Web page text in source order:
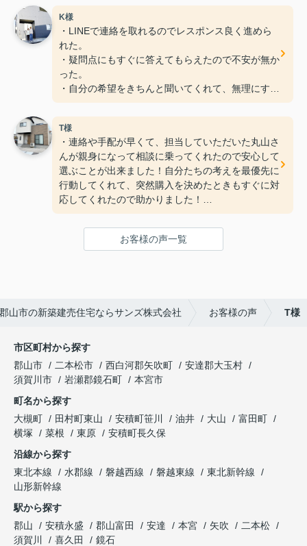
ったです。
人生で一番大きな買い物ですので、色々と悩んだり
していましたが、早尾さんからのアドバイス等があ
り、とても安心して購入することができました。
これから先も、いろいろと分からないことがあるか
もしれませんが、今後ともよろしくお願い致しま
す。
K様
・LINEで連絡を取れるのでレスポンス良く進めら
れた。
・疑問点にもすぐに答えてもらえたので不安が無か
った。
・自分の希望をきちんと聞いてくれて、無理にすす
めたり、
買わせようとして来ないので自分のペースで決め
る事が出来た。
・良い条件の金融機関を紹介してもらえて、
納得の内容でローンを組む事が出来た。
T様
・連絡や手配が早くて、担当していただいた丸山さ
んが親身になって相談に乗ってくれたので安心して
選ぶことが出来ました！自分たちの考えを最優先に
行動してくれて、突然購入を決めたときもすぐに対
応してくれたので助かりました！
・内見中も各施工会社の違いや、メリットだけでな
くデメリットも教えてくれたのが信頼出来たひとつ
の要因でした。建売物件で100％自分たちの要望が
・サンズ（株）さんに対してはないですが、購入し
た物件の会社さんの方での不手際が多く残念でし
お客様の声一覧
郡山市の新築建売住宅ならサンズ株式会社 お客様の声 T様
市区町村から探す
郡山市
二本松市 西白河郡矢吹町
安達郡大玉村
須賀川市
岩瀬郡鏡石町
本宮市
町名から探す
大槻町
田村町東山 安積町笹川 油井 大山
富田町
横塚
菜根 東原
安積町長久保
沿線から探す
東北本線
水郡線 磐越西線 磐越東線
東北新幹線
山形新幹線
駅から探す
郡山
安積永盛 郡山富田 安達 本宮 矢吹
二本松
須賀川
喜久田 鏡石